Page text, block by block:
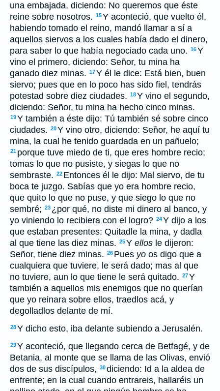
una embajada, diciendo: No queremos que éste
reine sobre nosotros. 15Y aconteció, que vuelto él,
habiendo tomado el reino, mandó llamar a sí a
aquellos siervos a los cuales había dado el dinero,
para saber lo que había negociado cada uno. 16Y
vino el primero, diciendo: Señor, tu mina ha
ganado diez minas. 17Y él le dice: Está bien, buen
siervo; pues que en lo poco has sido fiel, tendrás
potestad sobre diez ciudades. 18Y vino el segundo,
diciendo: Señor, tu mina ha hecho cinco minas.
19Y también a éste dijo: Tú también sé sobre cinco
ciudades. 20Y vino otro, diciendo: Señor, he aquí tu
mina, la cual he tenido guardada en un pañuelo;
21 porque tuve miedo de ti, que eres hombre recio;
tomas lo que no pusiste, y siegas lo que no
sembraste. 22 Entonces él
le dijo: Mal siervo, de tu
boca te juzgo. Sabías que yo era hombre recio,
que quito lo que no puse, y que siego lo que no
sembré; 23 ¿por qué, no diste mi dinero al banco, y
yo viniendo lo recibiera con el logro? 24Y dijo a los
que estaban presentes: Quitadle la mina, y dadla
al que tiene las diez minas. 25Y ellos le dijeron:
Señor, tiene diez minas. 26 Pues yo os digo que a
cualquiera que tuviere, le será dado; mas al que
no tuviere, aun lo que tiene le será quitado. 27Y
también a aquellos mis enemigos que no querían
que yo reinara sobre ellos, traedlos acá, y
degolladlos delante de mí.
28Y dicho esto, iba delante subiendo a Jerusalén.
29Y aconteció, que llegando cerca de Betfagé, y de
Betania, al monte que se llama de las Olivas, envió
dos de sus discípulos, 30diciendo: Id a la aldea de
enfrente; en la cual cuando entrareis, hallaréis un